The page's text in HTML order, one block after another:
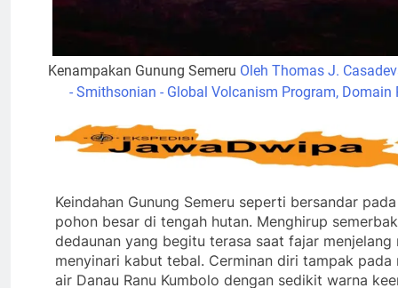
Kenampakan Gunung Semeru Oleh Thomas J.
- Smithsonian - Global Volcanism Program, Domain
Keindahan Gunung Semeru seperti bersandar
pohon besar di tengah hutan. Menghirup
dedaunan yang begitu terasa saat fajar menjelang
menyinari kabut tebal. Cerminan diri tampak pada
air Danau Ranu Kumbolo dengan sedikit warna